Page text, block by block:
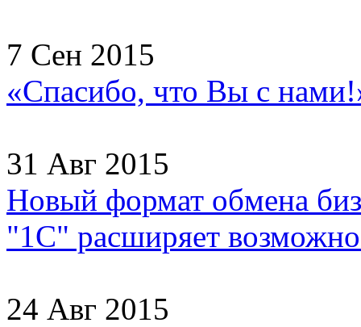
7 Сен 2015
«Спасибо, что Вы с
31 Авг 2015
Новый формат обмена
"1С" расширяет
24 Авг 2015